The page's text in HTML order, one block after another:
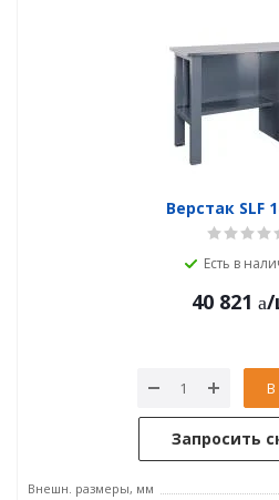
Верстак SLF
Есть в
40 821 /
В
Запросить
Внешн. размеры, мм